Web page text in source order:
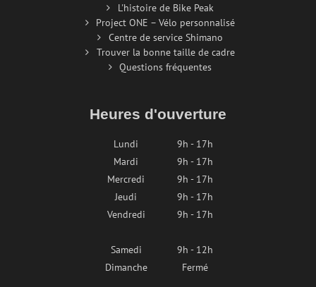
L'histoire de Bike Peak
Project ONE – Vélo personnalisé
Centre de service Shimano
Trouver la bonne taille de cadre
Questions fréquentes
Heures d'ouverture
Lundi
9h - 17h
Mardi
9h - 17h
Mercredi
9h - 17h
Jeudi
9h - 17h
Vendredi
9h - 17h
Samedi
9h - 12h
Dimanche
Fermé